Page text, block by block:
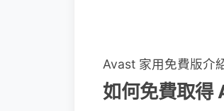
Avast 家用免費版介
如何免費取